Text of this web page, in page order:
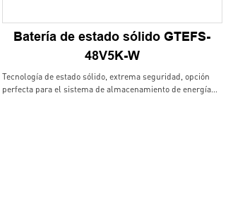
Batería de estado sólido GTEFS-
48V5K-W
Tecnología de estado sólido, extrema seguridad, opción
perfecta para el sistema de almacenamiento de energía